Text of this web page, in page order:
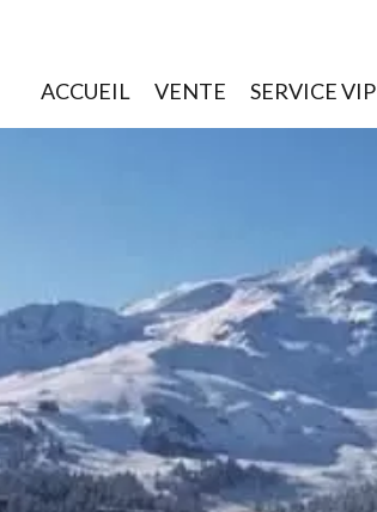
ACCUEIL VENTE SERVICE VIP